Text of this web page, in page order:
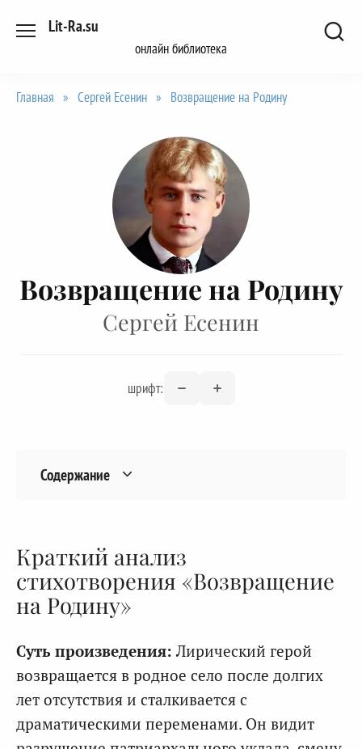
Lit-Ra.su
онлайн библиотека
Главная » Сергей Есенин » Возвращение на Родину
Возвращение на Родину
Сергей Есенин
шрифт:
Содержание
Краткий анализ
стихотворения «Возвращение
на Родину»
Суть произведения: Лирический герой
возвращается в родное село после долгих
лет отсутствия и сталкивается с
драматическими переменами. Он видит